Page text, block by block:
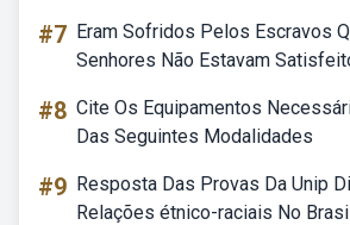
#7 Eram Sofridos Pelos Escravos
Senhores Não Estavam
#8 Cite Os Equipamentos
Das Seguintes Modalidades
#9 Resposta Das Provas Da Unip
Relações étnico-raciais No